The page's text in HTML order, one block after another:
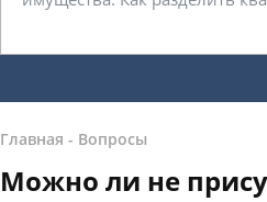
Главная - Вопросы
Можно ли не